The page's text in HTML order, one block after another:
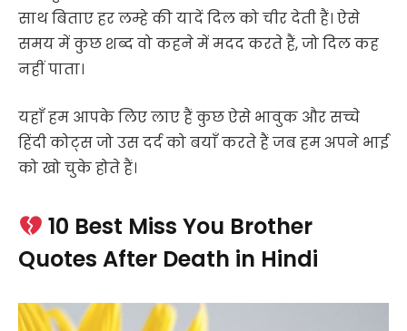
साथ बिताए हर लम्हे की यादें दिल को चीर देती हैं। ऐसे
समय में कुछ शब्द वो कहने में मदद करते हैं, जो दिल कह
नहीं पाता।
यहाँ हम आपके लिए लाए हैं कुछ ऐसे भावुक और सच्चे
हिंदी कोट्स जो उस दर्द को बयाँ करते हैं जब हम अपने भाई
को खो चुके होते हैं।
10 Best Miss You Brother
Quotes After Death in Hindi